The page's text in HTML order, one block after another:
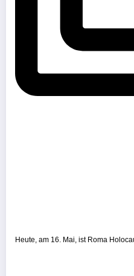
Heute, am 16. Mai, ist Roma